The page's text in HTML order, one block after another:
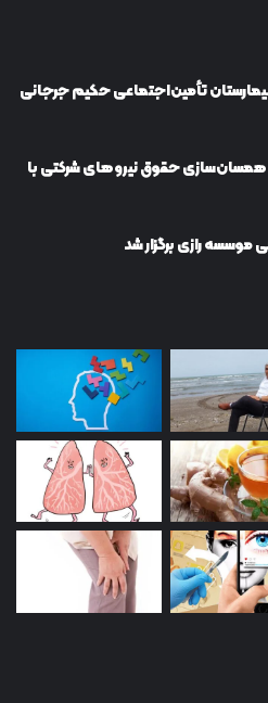
تأمین‌اجتماعی حکیم جرجانی
حقوق نیروهای شرکتی با
موسسه رازی برگزار شد